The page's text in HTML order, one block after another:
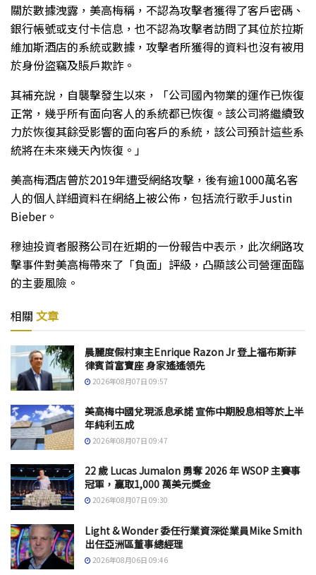
關於數據洩露，美高梅稱，不認為攻擊者獲得了客戶密碼、
銀行帳號或支付卡信息，也不認為攻擊者訪問了其位於拉斯
維加斯酒店的系統或數據，攻擊者所獲得的資料也沒有被用
於身份盜竊及賬戶欺詐。
其補充說，自襲擊發生以來，「公司國內物業的運作已恢復
正常，幾乎所有面向客人的系統都已恢復。該公司將繼續致
力於恢復其餘受影響的面向客戶的系統，該公司預計這些系
統將在未來幾天內恢復。」
美高梅酒店曾於2019年遭受網絡攻擊，後有逾1000萬名客
人的個人詳細資料在網絡上被公佈，包括流行歌手Justin
Bieber。
穆迪投資者服務公司在近期的一份報告中表示，此次網路攻
擊事件對美高梅帶來了「負面」評級，凸顯該公司營運面臨
的主要風險。
相關 文章
晨麗度假村東主Enrique Razon Jr 登上福布斯菲
律賓首富寶座 身家遙遙領先
2026年08月07日 09:57
美高梅中國兌現派息承諾 宣佈中期股息相等於上半
年純利五成
2026年08月07日 09:47
22 歲 Lucas Jumalon 勇奪 2026 年 WSOP 主賽事
冠軍，贏取1,000 萬美元獎金
2026年08月07日 09:30
Light & Wonder 委任行業資深從業員Mike Smith
出任亞洲區董事總經理
2026年08月06日 09:46